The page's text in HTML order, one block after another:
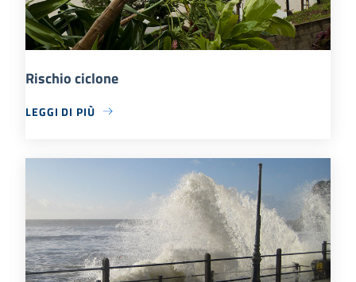
Rischio ciclone
LEGGI DI PIÙ